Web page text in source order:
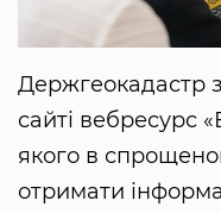
Держгеокадастр
сайті вебресурс
якого в
отримати